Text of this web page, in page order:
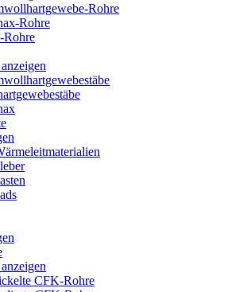
Rohre
Rohre
CFK-Rohre